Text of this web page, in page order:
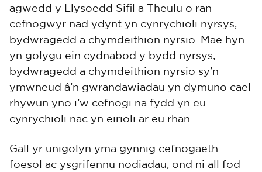
agwedd y Llysoedd Sifil a Theulu o ran
cefnogwyr nad ydynt yn cynrychioli nyrsys,
bydwragedd a chymdeithion nyrsio. Mae hyn
yn golygu ein cydnabod y bydd nyrsys,
bydwragedd a chymdeithion nyrsio sy’n
ymwneud â’n gwrandawiadau yn dymuno cael
rhywun yno i’w cefnogi na fydd yn eu
cynrychioli nac yn eirioli ar eu rhan.
Gall yr unigolyn yma gynnig cefnogaeth
foesol ac ysgrifennu nodiadau, ond ni all fod